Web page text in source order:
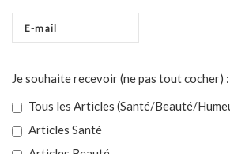
Je souhaite recevoir (ne pas tout cocher) :
Tous les Articles (Santé/Beauté/
Articles Santé